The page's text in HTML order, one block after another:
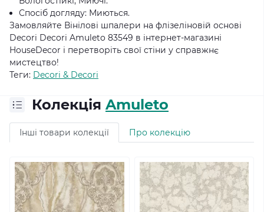
Спосіб догляду: Миються.
Замовляйте Вінілові шпалери на флізеліновій основі
Decori Decori Amuleto 83549 в інтернет-магазині
HouseDecor і перетворіть свої стіни у справжнє
мистецтво!
Теги: Decori & Decori
Колекція Amuleto
Інші товари колекції Про колекцію